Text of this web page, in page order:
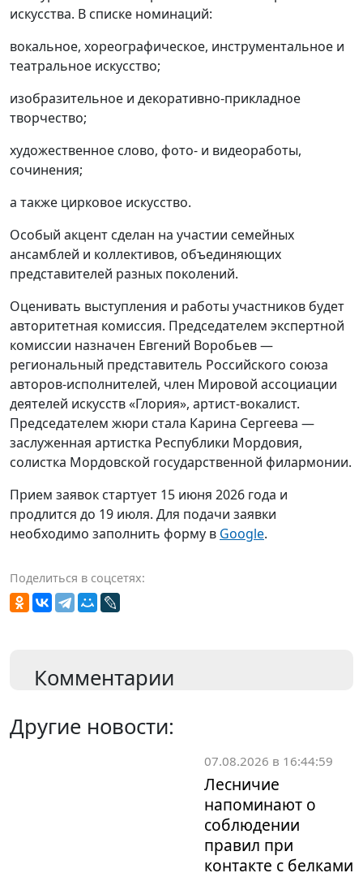
искусства. В списке номинаций:
вокальное, хореографическое, инструментальное и
театральное искусство;
изобразительное и декоративно-прикладное
творчество;
художественное слово, фото- и видеоработы,
сочинения;
а также цирковое искусство.
Особый акцент сделан на участии семейных
ансамблей и коллективов, объединяющих
представителей разных поколений.
Оценивать выступления и работы участников будет
авторитетная комиссия. Председателем экспертной
комиссии назначен Евгений Воробьев —
региональный представитель Российского союза
авторов-исполнителей, член Мировой ассоциации
деятелей искусств «Глория», артист-вокалист.
Председателем жюри стала Карина Сергеева —
заслуженная артистка Республики Мордовия,
солистка Мордовской государственной филармонии.
Прием заявок стартует 15 июня 2026 года и
продлится до 19 июля. Для подачи заявки
необходимо заполнить форму в Google.
Поделиться в соцсетях:
Комментарии
Другие новости:
07.08.2026 в 16:44:59
Лесничие
напоминают о
соблюдении
правил при
контакте с белками